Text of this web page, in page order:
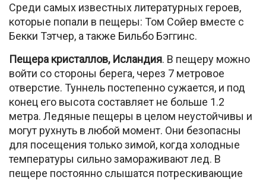
Среди самых известных литературных героев,
которые попали в пещеры: Том Сойер вместе с
Бекки Тэтчер, а также Бильбо Бэггинс.
Пещера кристаллов, Исландия. В пещеру можно
войти со стороны берега, через 7 метровое
отверстие. Туннель постепенно сужается, и под
конец его высота составляет не больше 1.2
метра. Ледяные пещеры в целом неустойчивы и
могут рухнуть в любой момент. Они безопасны
для посещения только зимой, когда холодные
температуры сильно замораживают лед. В
пещере постоянно слышатся потрескивающие